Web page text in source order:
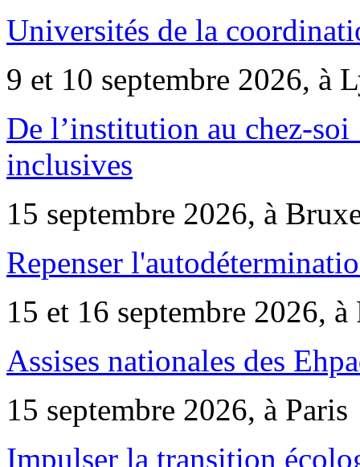
Universités de la
9 et 10 septembre 2026, à
De l’institution au chez-
inclusives
15 septembre 2026, à
Repenser
15 et 16 septembre 2026, à
Assises nationales des
15 septembre 2026, à Paris
Impulser la transition